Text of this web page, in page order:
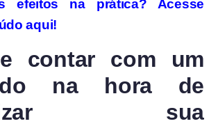
efeitos na prática? Acesse
aqui!
contar com um
na hora de
sua